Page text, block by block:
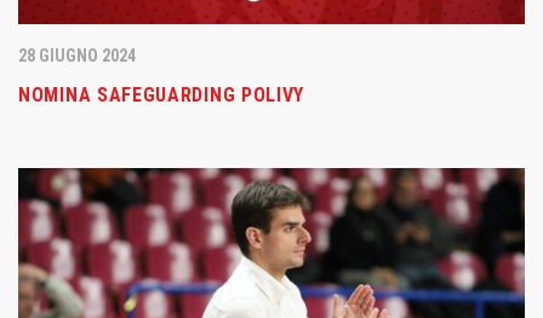
28 GIUGNO 2024
NOMINA SAFEGUARDING POLIVY